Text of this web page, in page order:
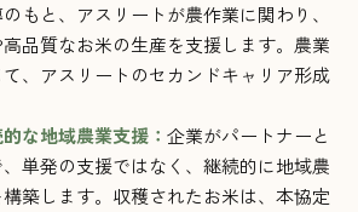
もと、アスリートが農作業に関わり、
品質なお米の生産を支援します。農業
、アスリートのセカンドキャリア形成
な地域農業支援： 企業がパートナーと
単発の支援ではなく、継続的に地域農
築します。収穫されたお米は、本協定